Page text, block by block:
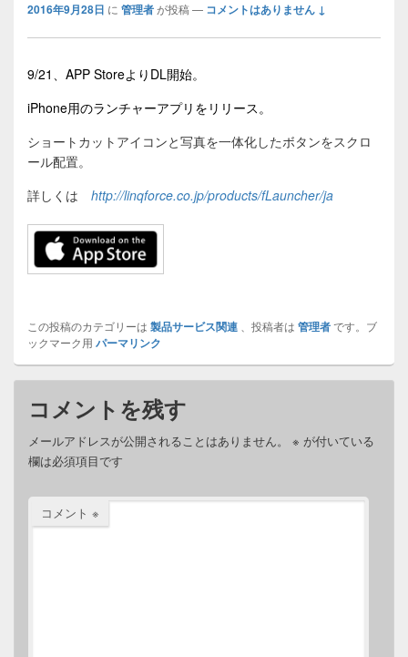
ョ
2016年9月28日 に 管理者が投稿 — コメントはありません ↓
9/21、APP StoreよりDL開始。
iPhone用のランチャーアプリをリリース。
ショートカットアイコンと写真を一体化したボタンをスクロ
ール配置。
詳しくは http://linqforce.co.jp/products/fLauncher/ja
この投稿のカテゴリーは 製品サービス関連 、投稿者は 管理者です。ブ
ックマーク用 パーマリンク
コメントを残す
メールアドレスが公開されることはありません。 ※ が付いている
欄は必須項目です
コメント ※